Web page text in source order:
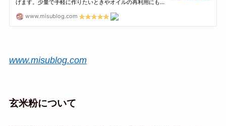
www.misublog.com
玄米粉について